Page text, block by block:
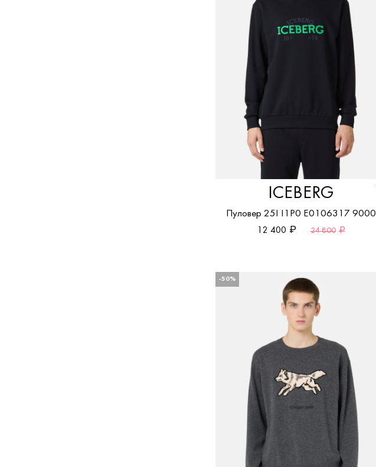
ICEBERG
Пуловер 25I I1P0 E0106317 9000
12 400
24 800
-50%